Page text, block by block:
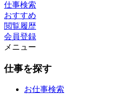
仕事検索
おすすめ
閲覧履歴
会員登録
メニュー
仕事を探す
お仕事検索